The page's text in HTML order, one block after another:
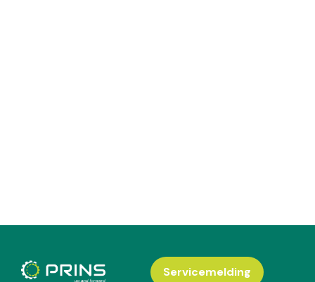
Servicemelding